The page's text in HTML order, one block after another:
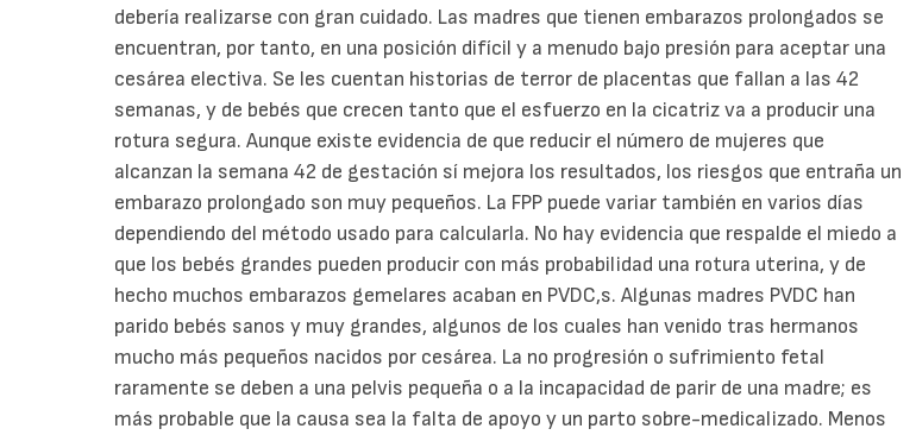
debería realizarse con gran cuidado. Las madres que tienen embarazos prolongados se
encuentran, por tanto, en una posición difícil y a menudo bajo presión para aceptar una
cesárea electiva. Se les cuentan historias de terror de placentas que fallan a las 42
semanas, y de bebés que crecen tanto que el esfuerzo en la cicatriz va a producir una
rotura segura. Aunque existe evidencia de que reducir el número de mujeres que
alcanzan la semana 42 de gestación sí mejora los resultados, los riesgos que entraña un
embarazo prolongado son muy pequeños. La FPP puede variar también en varios días
dependiendo del método usado para calcularla. No hay evidencia que respalde el miedo a
que los bebés grandes pueden producir con más probabilidad una rotura uterina, y de
hecho muchos embarazos gemelares acaban en PVDC,s. Algunas madres PVDC han
parido bebés sanos y muy grandes, algunos de los cuales han venido tras hermanos
mucho más pequeños nacidos por cesárea. La no progresión o sufrimiento fetal
raramente se deben a una pelvis pequeña o a la incapacidad de parir de una madre; es
más probable que la causa sea la falta de apoyo y un parto sobre-medicalizado. Menos